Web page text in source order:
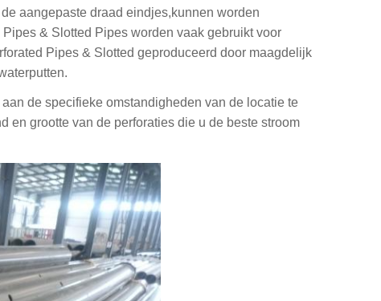
aangepaste draad eindjes,kunnen worden
& Slotted Pipes worden vaak gebruikt voor
Pipes & Slotted geproduceerd door maagdelijk
de specifieke omstandigheden van de locatie te
en grootte van de perforaties die u de beste stroom